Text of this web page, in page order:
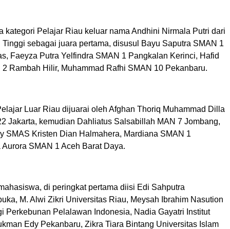
kategori Pelajar Riau keluar nama Andhini Nirmala Putri dari
Tinggi sebagai juara pertama, disusul Bayu Saputra SMAN 1
Faeyza Putra Yelfindra SMAN 1 Pangkalan Kerinci, Hafid
Rambah Hilir, Muhammad Rafhi SMAN 10 Pekanbaru.
Luar Riau dijuarai oleh Afghan Thoriq Muhammad Dilla
Jakarta, kemudian Dahliatus Salsabillah MAN 7 Jombang,
SMAS Kristen Dian Halmahera, Mardiana SMAN 1
SMAN 1 Aceh Barat Daya.
di peringkat pertama diisi Edi Sahputra
M. Alwi Zikri Universitas Riau, Meysah Ibrahim Nasution
Perkebunan Pelalawan Indonesia, Nadia Gayatri Institut
Edy Pekanbaru, Zikra Tiara Bintang Universitas Islam